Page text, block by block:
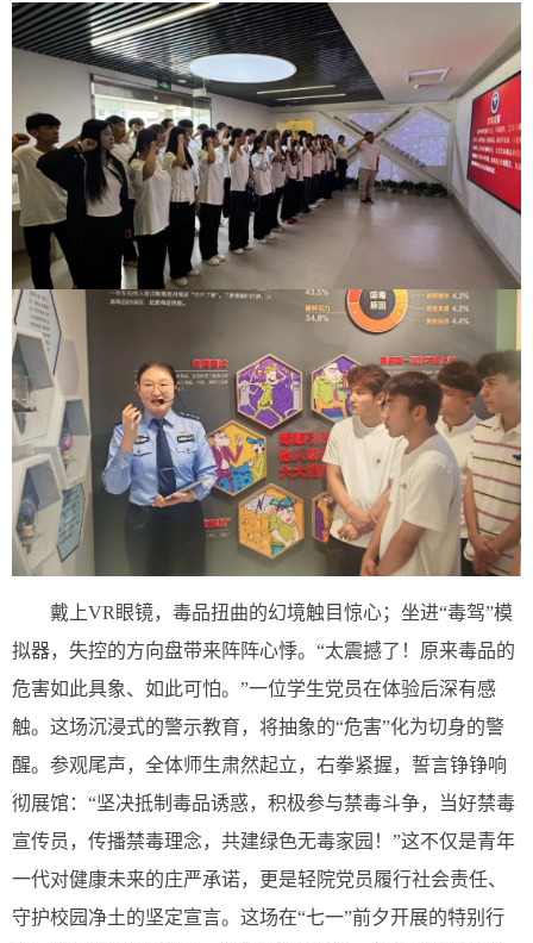
戴上VR眼镜，毒品扭曲的幻境触目惊心；坐进“毒驾”模
拟器，失控的方向盘带来阵阵心悸。“太震撼了！原来毒品的
危害如此具象、如此可怕。”一位学生党员在体验后深有感
触。这场沉浸式的警示教育，将抽象的“危害”化为切身的警
醒。参观尾声，全体师生肃然起立，右拳紧握，誓言铮铮响
彻展馆：“坚决抵制毒品诱惑，积极参与禁毒斗争，当好禁毒
宣传员，传播禁毒理念，共建绿色无毒家园！”这不仅是青年
一代对健康未来的庄严承诺，更是轻院党员履行社会责任、
守护校园净土的坚定宣言。这场在“七一”前夕开展的特别行